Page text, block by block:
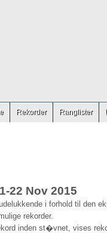
Rekorder Ranglister
22 Nov 2015
i forhold til den
rekorder.
inden st�vnet, vises